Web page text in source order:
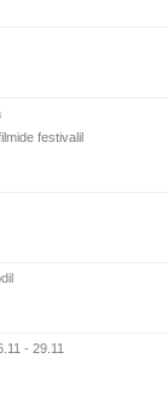
festivalil
- 29.11